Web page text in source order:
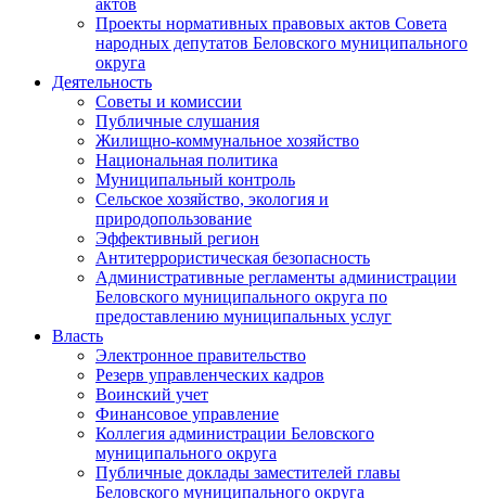
актов
Проекты нормативных правовых актов Совета
народных депутатов Беловского муниципального
округа
Деятельность
Советы и комиссии
Публичные слушания
Жилищно-коммунальное хозяйство
Национальная политика
Муниципальный контроль
Сельское хозяйство, экология и
природопользование
Эффективный регион
Антитеррористическая безопасность
Административные регламенты администрации
Беловского муниципального округа по
предоставлению муниципальных услуг
Власть
Электронное правительство
Резерв управленческих кадров
Воинский учет
Финансовое управление
Коллегия администрации Беловского
муниципального округа
Публичные доклады заместителей главы
Беловского муниципального округа